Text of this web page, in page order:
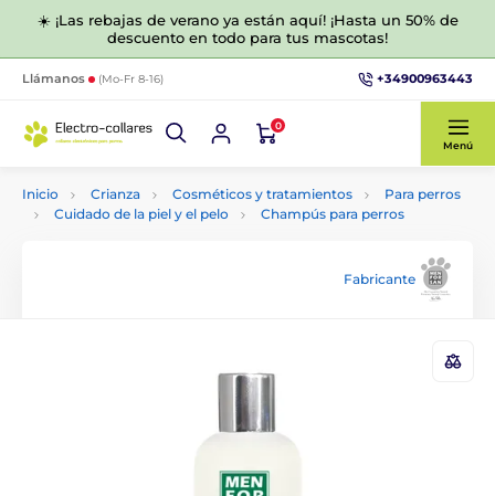
☀️ ¡Las rebajas de verano ya están aquí! ¡Hasta un 50% de
descuento en todo para tus mascotas!
Llámanos (Mo-Fr 8-16) +34900963443
0
Menú
Inicio Crianza Cosméticos y tratamientos
Para perros
Cuidado de la piel y el pelo
Champús para perros
Fabricante